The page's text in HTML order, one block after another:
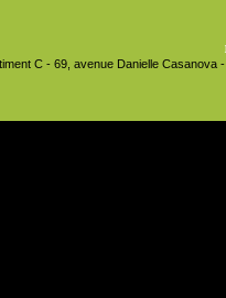
C - 69, avenue Danielle